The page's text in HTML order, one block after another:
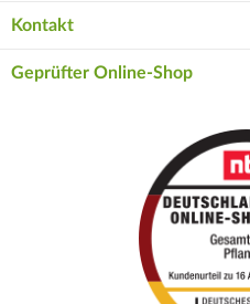
Kontakt
Geprüfter Online-Shop